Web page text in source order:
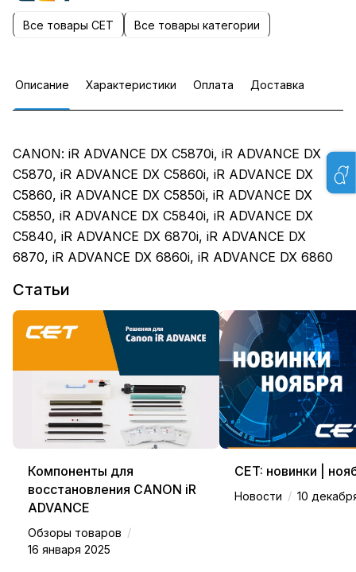
Все товары CET Все товары категории
Описание Характеристики Оплата Доставка
CANON: iR ADVANCE DX C5870i, iR ADVANCE DX
C5870, iR ADVANCE DX C5860i, iR ADVANCE DX
C5860, iR ADVANCE DX C5850i, iR ADVANCE DX
C5850, iR ADVANCE DX C5840i, iR ADVANCE DX
C5840, iR ADVANCE DX 6870i, iR ADVANCE DX
6870, iR ADVANCE DX 6860i, iR ADVANCE DX 6860
Статьи
Компоненты для
восстановления CANON iR
ADVANCE
Обзоры товаров /
16 января 2025
CET: новинки |
Новости / 10